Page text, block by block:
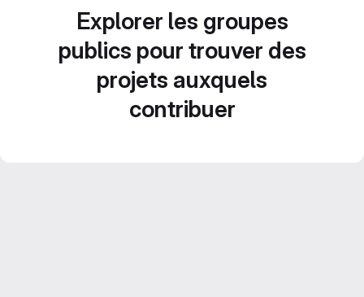
Explorer les groupes
publics pour trouver des
projets auxquels
contribuer